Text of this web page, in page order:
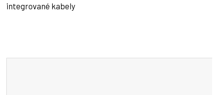
integrované kabely